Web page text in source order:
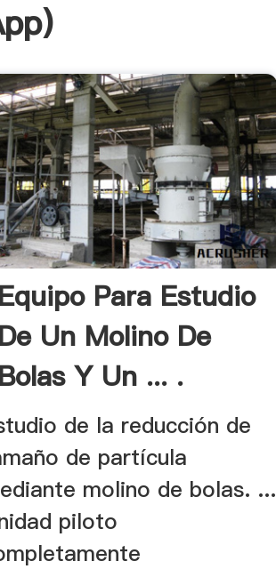
)
Equipo Para Estudio
De Un Molino De
Bolas Y Un ... .
de la reducción de
de partícula
molino de bolas. ...
piloto